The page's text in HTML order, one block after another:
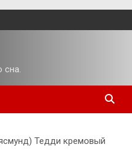
сна.
Тедди кремовый